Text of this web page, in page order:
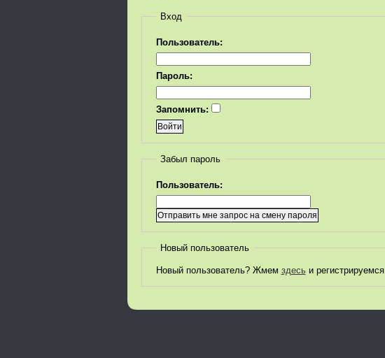
Вход
Пользователь:
Пароль:
Запомнить:
Забыл пароль
Пользователь:
Новый пользователь
Новый пользователь? Жмем здесьи регистрируемся.